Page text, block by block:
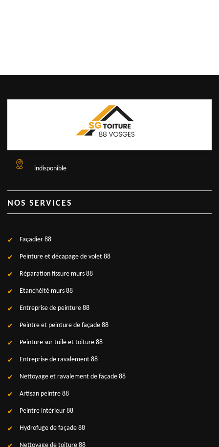
indisponible
NOS SERVICES
Façadier 88
Peinture et décapage de volet 88
Réparation fissure murs 88
Etanchéité murs 88
Entreprise de peinture 88
Peintre et peinture de façade 88
Peinture sur tuile et toiture 88
Entreprise de ravalement 88
Nettoyage et ravalement de façade 88
Artisan peintre 88
Peintre intérieur 88
Hydrofuge de façade 88
Nettoyage de toiture 88